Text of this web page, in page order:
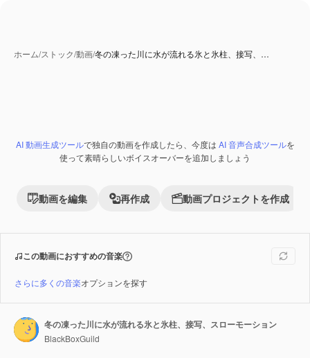
ホーム/ストック/動画/冬の凍った川に水が流れる氷と氷柱、接写、…
Premium
AI 動画生成ツールで独自の動画を作成したら、今度は AI 音声合成ツールを
使って素晴らしいボイスオーバーを追加しましょう
動画を編集 再作成 動画プロジェクトを作成
この動画におすすめの音楽
さらに多くの音楽オプションを探す
冬の凍った川に水が流れる氷と氷柱、接写、スローモーション
BlackBoxGuild